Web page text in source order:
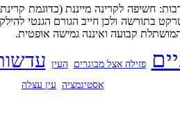
חשיפה לקרינה מייננת (כדוגמת
בתורשה ולכן חייב הגורם הגנטי
קבועה ואיננה גמישה אופטית.
פזילה אצל מבוגרים העין
אסטיגמציה עין עצלה